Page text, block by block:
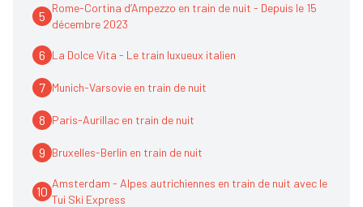
5
Rome-Cortina d’Ampezzo en train de nuit - Depuis le 15
décembre 2023
6 La Dolce Vita - Le train luxueux italien
7 Munich-Varsovie en train de nuit
8 Paris-Aurillac en train de nuit
9 Bruxelles-Berlin en train de nuit
10
Amsterdam - Alpes autrichiennes en train de nuit avec le
Tui Ski Express